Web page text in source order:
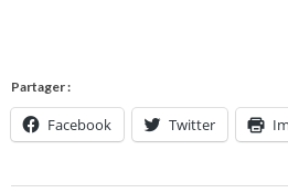
Partager :
Facebook Twitter